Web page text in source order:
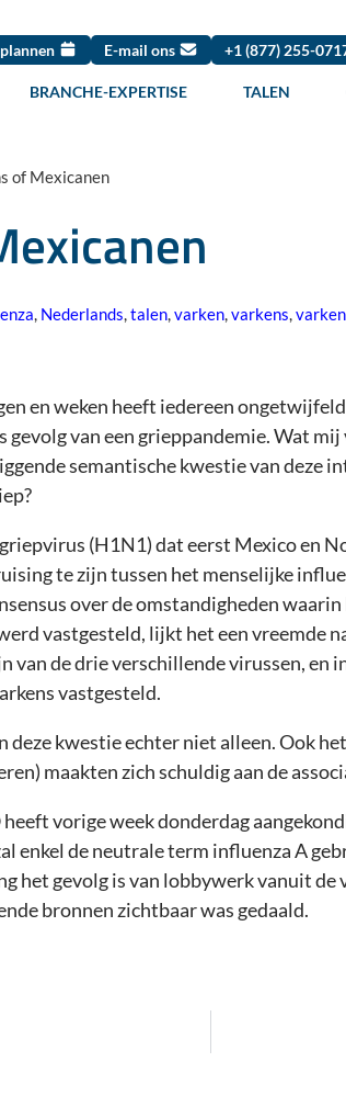
E-mail ons +1 (877) 255-
BRANCHE-EXPERTISE TALEN
of Mexicanen
, Nederlands,talen,varken,varkens,
en weken heeft iedereen
gevolg van een grieppandemie. Wat
semantische kwestie van deze
(H1N1) dat eerst Mexico en
te zijn tussen het menselijke
over de omstandigheden
vastgesteld, lijkt het een vreemde
van de drie verschillende virussen, en
vastgesteld.
kwestie echter niet alleen. Ook
maakten zich schuldig aan de
vorige week donderdag
enkel de neutrale term influenza A
het gevolg is van lobbywerk vanuit de
bronnen zichtbaar was gedaald.